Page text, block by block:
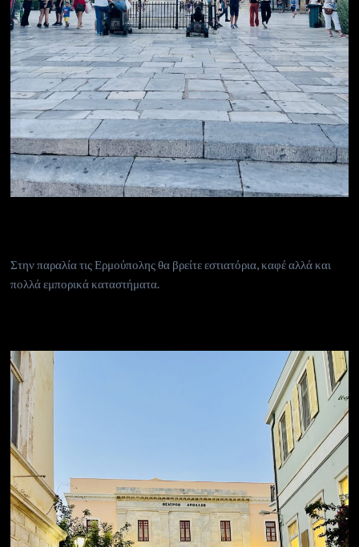
Στην παραλία τις Ερμούπολης θα βρείτε εστιατόρια, καφέ αλλά και
πολλά εμπορικά καταστήματα.